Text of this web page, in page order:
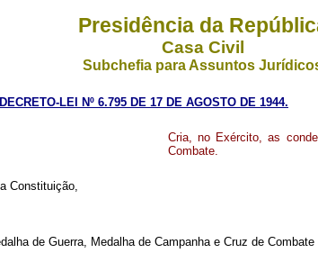
Presidência da
Casa Civil
Subchefia para Assuntos
DECRETO-LEI Nº 6.795 DE 17 DE AGOSTO DE 1944.
Cria, no Exército, as
Combate.
Constituição,
de Guerra, Medalha de Campanha e Cruz de